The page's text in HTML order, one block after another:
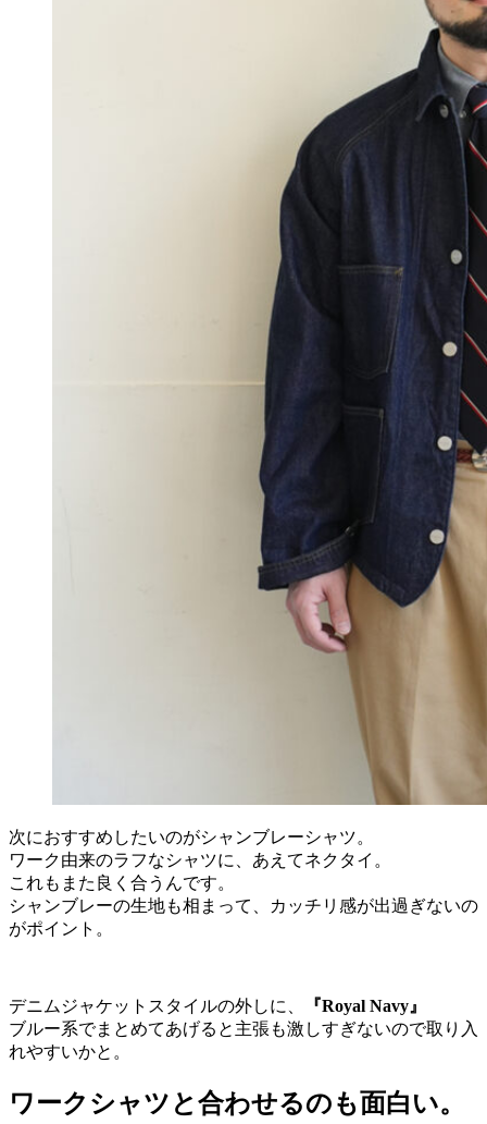
次におすすめしたいのがシャンブレーシャツ。
ワーク由来のラフなシャツに、あえてネクタイ。
これもまた良く合うんです。
シャンブレーの生地も相まって、カッチリ感が出過ぎないの
がポイント。
デニムジャケットスタイルの外しに、
『Royal Navy』
ブルー系でまとめてあげると主張も激しすぎないので取り入
れやすいかと。
ワークシャツと合わせるのも面白い。